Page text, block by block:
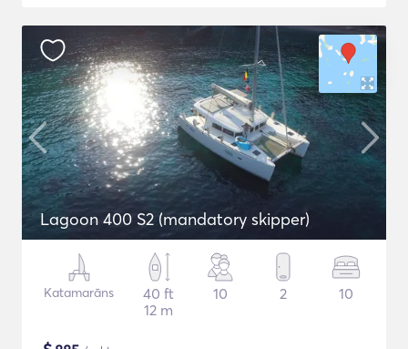
Lagoon 400 S2 (mandatory skipper)
Katamarāns
40 ft
12 m
10 2 10